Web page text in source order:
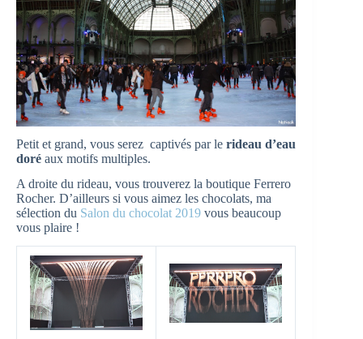
Petit et grand, vous serez captivés par le rideau d’eau
doré aux motifs multiples.
A droite du rideau, vous trouverez la boutique Ferrero
Rocher. D’ailleurs si vous aimez les chocolats, ma
sélection du Salon du chocolat 2019 vous beaucoup
vous plaire !